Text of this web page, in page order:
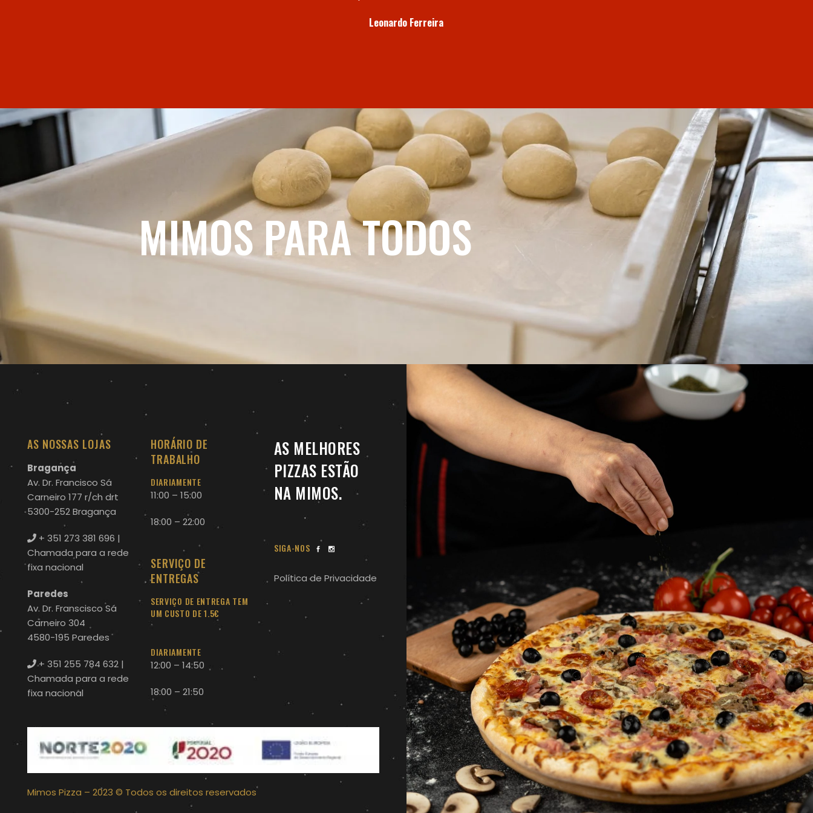
Leonardo Ferreira
MIMOS PARA TODOS
AS NOSSAS LOJAS
Bragança
Av. Dr. Francisco Sá
Carneiro 177 r/ch drt
5300-252 Bragança
+ 351 273 381 696 |
Chamada para a rede
fixa nacional
Paredes
Av. Dr. Franscisco Sá
Carneiro 304
4580-195 Paredes
+ 351 255 784 632 |
Chamada para a rede
fixa nacional
HORÁRIO DE
TRABALHO
DIARIAMENTE
11:00 – 15:00
18:00 – 22:00
SERVIÇO DE
ENTREGAS
SERVIÇO DE ENTREGA TEM
UM CUSTO DE 1.5€
DIARIAMENTE
12:00 – 14:50
18:00 – 21:50
AS MELHORES
PIZZAS ESTÃO
NA MIMOS.
SIGA-NOS
Política de Privacidade
Mimos Pizza – 2023 © Todos os direitos reservados